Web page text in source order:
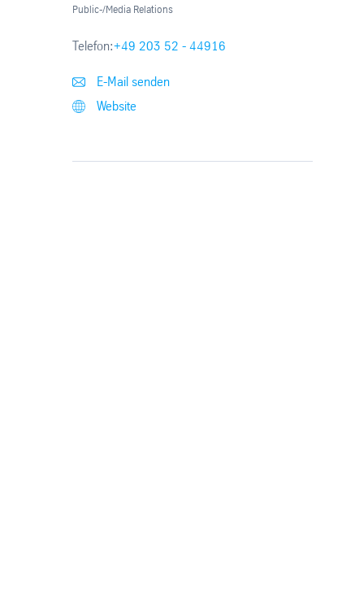
Public-/Media Relations
Telefon:+49 203 52 - 44916
E-Mail senden
Website